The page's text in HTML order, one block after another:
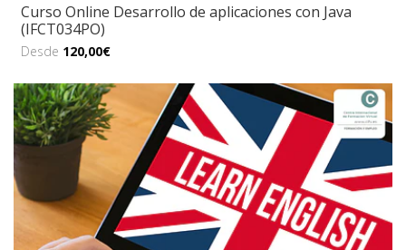
Curso Online Desarrollo de aplicaciones con Java
(IFCT034PO)
Desde 120,00€